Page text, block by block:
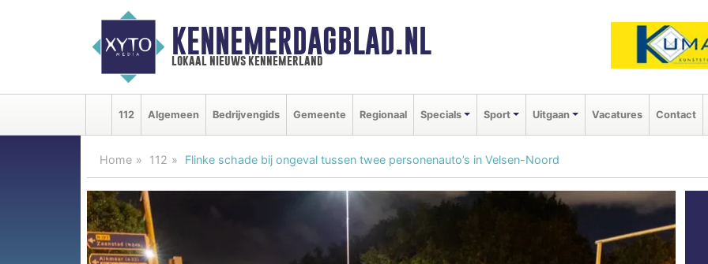
KENNEMERDAGBLAD.NL
lokaal nieuws kennemerland
112 Algemeen Bedrijvengids Gemeente Regionaal Specials Sport Uitgaan Vacatures Contact
Home 112 Flinke schade bij ongeval tussen twee personenauto’s in Velsen-Noord